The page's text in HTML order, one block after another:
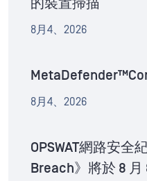
的裝置掃描
8月4、2026
8月4、2026
OPSWAT網路安全
Breach》將於 8 月